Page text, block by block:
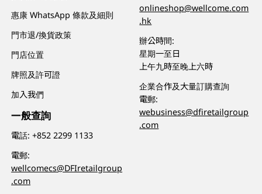
惠康 WhatsApp 條款及細則
門市退/換貨政策
門店位置
牌照及許可證
加入我們
一般查詢
電話:+852 2299 1133
電郵:
wellcomecs@DFIretailgroup
.com
onlineshop@wellcome.com
.hk
辦公時間:
星期一至日
上午九時至晚上六時
企業合作及大量訂購查詢
電郵:
webusiness@dfiretailgroup
.com